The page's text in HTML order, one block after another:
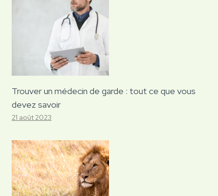
Trouver un médecin de garde : tout ce que vous
devez savoir
21 août 2023